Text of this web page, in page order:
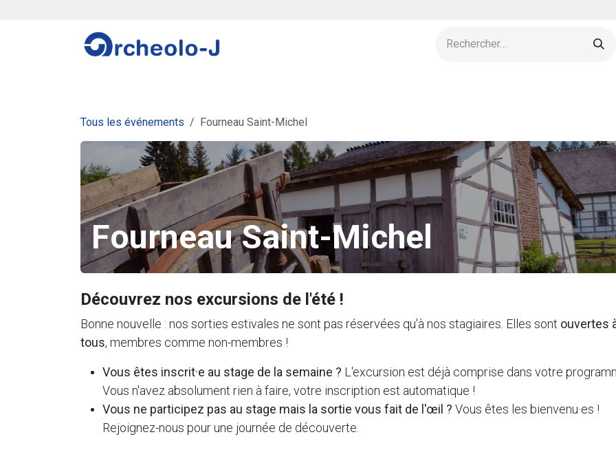
Tous les événements Fourneau Saint-Michel
Fourneau Saint-Michel
Découvrez nos excursions de l'été !
Bonne nouvelle : nos sorties estivales ne sont pas réservées qu'à nos stagiaires. Elles sont ouvertes
tous, membres comme non-membres !
Vous êtes inscrit·e au stage de la semaine ? L'excursion est déjà comprise dans votre
Vous n'avez absolument rien à faire, votre inscription est automatique !
Vous ne participez pas au stage mais la sortie vous fait de l'œil ? Vous êtes les bienvenu·es !
Rejoignez-nous pour une journée de découverte.